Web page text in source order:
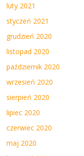
luty 2021
styczeń 2021
grudzień 2020
listopad 2020
październik 2020
wrzesień 2020
sierpień 2020
lipiec 2020
czerwiec 2020
maj 2020